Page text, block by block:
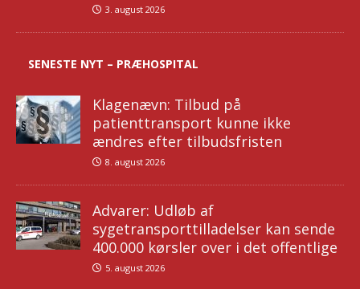
3. august 2026
SENESTE NYT – PRÆHOSPITAL
Klagenævn: Tilbud på
patienttransport kunne ikke
ændres efter tilbudsfristen
8. august 2026
Advarer: Udløb af
sygetransporttilladelser kan sende
400.000 kørsler over i det offentlige
5. august 2026